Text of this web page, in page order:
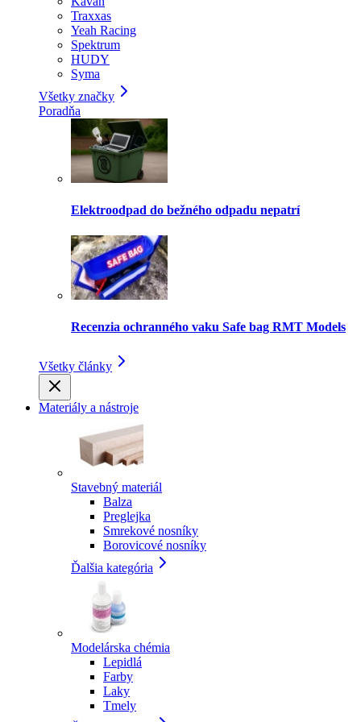
Traxxas
Yeah Racing
Spektrum
HUDY
Syma
Všetky značky
Poradňa
Elektroodpad do bežného odpadu nepatrí
Recenzia ochranného vaku Safe bag RMT Models
Všetky články
Materiály a nástroje
Stavebný materiál
Balza
Preglejka
Smrekové nosníky
Borovicové nosníky
Ďalšia kategória
Modelárska chémia
Lepidlá
Farby
Laky
Tmely